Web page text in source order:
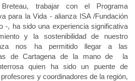
trabajar con el Programa
para la Vida - alianza ISA /Fundación
-, ha sido una experiencia significativa
y la sostenibilidad de nuestro
nos ha permitido llegar a las
de Cartagena de la mano de la
quien ha sido un puente de
y coordinadores de la región,